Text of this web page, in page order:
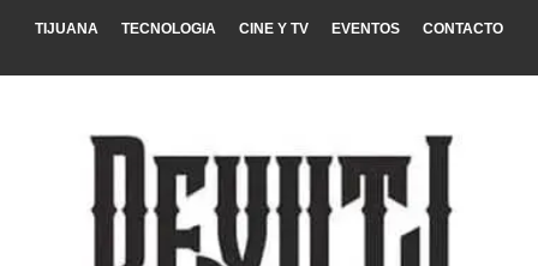
TIJUANA TECNOLOGIA CINE Y TV EVENTOS CONTACTO